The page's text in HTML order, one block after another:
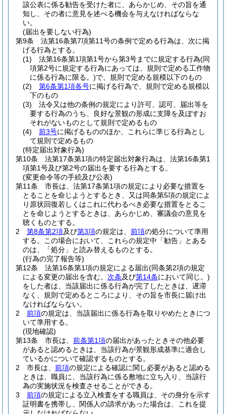
該公表に係る勧告を受けた者に、あらかじめ、その旨を通
知し、その者に意見を述べる機会を与えなければならな
い。
(届出を要しない行為)
第9条
法第16条第7項第11号の条例で定める行為は、次に掲
げる行為とする。
(1)
法第16条第1項第1号から第3号までに規定する行為(同
項第2号に規定する行為にあっては、規則で定める工作物
に係る行為に限る。)で、規則で定める規模以下のもの
(2)
第6条第1項各号に掲げる行為で、規則で定める規模以
下のもの
(3)
法令又は他の条例の規定により許可、認可、届出等を
要する行為のうち、良好な景観の形成に支障を及ぼすお
それがないものとして規則で定めるもの
(4)
前3号に掲げるもののほか、これらに準じる行為とし
て規則で定めるもの
(特定届出対象行為)
第10条
法第17条第1項の特定届出対象行為は、法第16条第1
項第1号及び第2号の届出を要する行為とする。
(変更命令等の手続及び公表)
第11条
市長は、法第17条第1項の規定により必要な措置を
とることを命じようとするとき、又は同条第5項の規定によ
り原状回復若しくはこれに代わるべき必要な措置をとるこ
とを命じようとするときは、あらかじめ、審議会の意見を
聴くものとする。
2
第8条第2項及び第3項の規定は、 前項の処分について準用
する。
この場合において、これらの規定中「勧告」とある
のは、「処分」と読み替えるものとする。
(行為の完了報告等)
第12条
法第16条第1項の規定による届出(同条第2項の規定
による変更の届出を含む。 次条及び第14条において同じ。)
をした者は、当該届出に係る行為が完了したときは、遅滞
なく、規則で定めるところにより、その旨を市長に届け出
なければならない。
2
前項の規定は、当該届出に係る行為を取りやめたときにつ
いて準用する。
(現地確認)
第13条
市長は、 前条第1項の届出があったときその他必要
があると認めるときは、当該行為が景観形成基準に適合し
ているかについて確認するものとする。
2
市長は、 前項の規定による確認に関し必要があると認める
ときは、職員に、当該行為に係る敷地に立ち入り、当該行
為の実施状況を検査させることができる。
3
前項の規定による立入検査をする職員は、その身分を示す
証明書を携帯し、関係人の請求があった場合は、これを提